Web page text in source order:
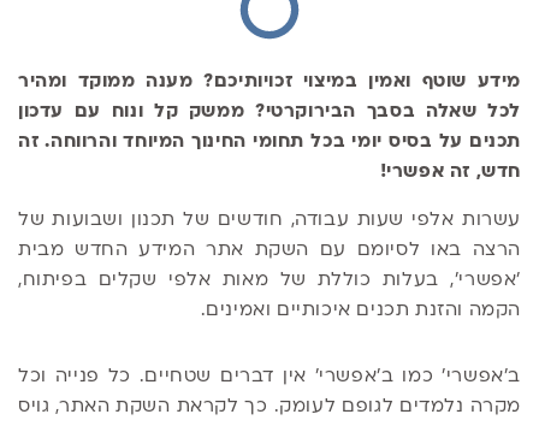
מידע שוטף ואמין במיצוי זכויותיכם? מענה ממוקד ומהיר
לכל שאלה בסבך הבירוקרטי? ממשק קל ונוח עם עדכון
תכנים על בסיס יומי בכל תחומי החינוך המיוחד והרווחה. זה
חדש, זה אפשרי!
עשרות אלפי שעות עבודה, חודשים של תכנון ושבועות של
הרצה באו לסיומם עם השקת אתר המידע החדש מבית
'אפשרי', בעלות כוללת של מאות אלפי שקלים בפיתוח,
הקמה והזנת תכנים איכותיים ואמינים.
ב'אפשרי' כמו ב'אפשרי' אין דברים שטחיים. כל פנייה וכל
מקרה נלמדים לגופם לעומק. כך לקראת השקת האתר, גויס